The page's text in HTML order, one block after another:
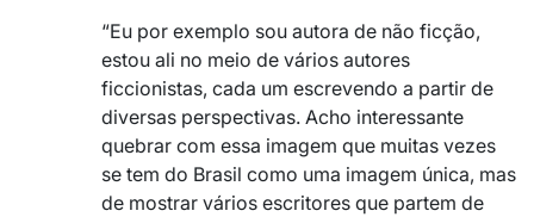
“Eu por exemplo sou autora de não ficção,
estou ali no meio de vários autores
ficcionistas, cada um escrevendo a partir de
diversas perspectivas. Acho interessante
quebrar com essa imagem que muitas vezes
se tem do Brasil como uma imagem única, mas
de mostrar vários escritores que partem de